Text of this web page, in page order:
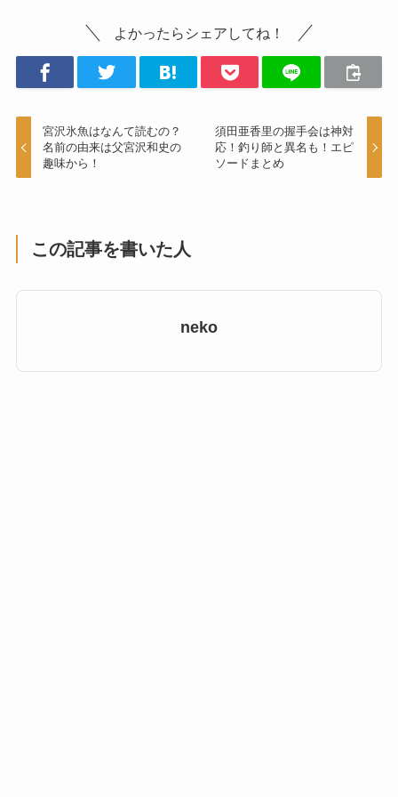
よかったらシェアしてね！
宮沢氷魚はなんて読むの？
名前の由来は父宮沢和史の
趣味から！
須田亜香里の握手会は神対
応！釣り師と異名も！エピ
ソードまとめ
この記事を書いた人
neko